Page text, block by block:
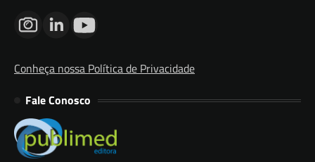
Conheça nossa Política de Privacidade
Fale Conosco